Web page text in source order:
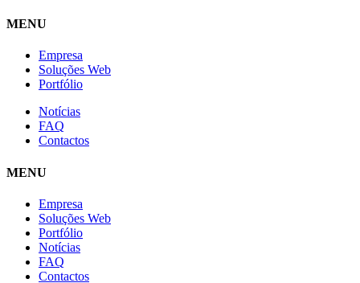
MENU
Empresa
Soluções Web
Portfólio
Notícias
FAQ
Contactos
MENU
Empresa
Soluções Web
Portfólio
Notícias
FAQ
Contactos